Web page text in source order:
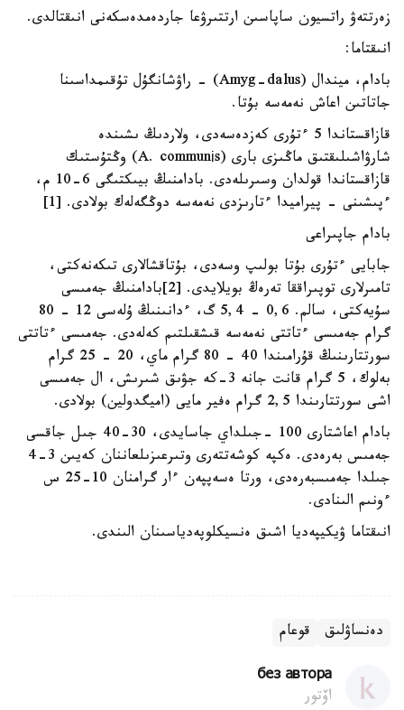
زەرتتەۋ راتسيون ساپاسىن ارتتىرۋعا جاردەمدەسكەنى انىقتالدى.
انىقتاما:
بادام، ميندال (Amyg-dalus) - راۋشانگۇل تۇقىمداسىنا
جاتاتىن اعاش نەمەسە بۇتا.
قازاقستاندا 5 ءتۇرى كەزدەسەدى، ولاردىڭ ىشىندە
شارۋاشىلىقتىق ماڭىزى بارى (A. communіs) وڭتۇستىك
قازاقستاندا قولدان وسىرىلەدى. بادامنىڭ بيىكتىگى 6-10 م،
ءپىشىنى - پيراميدا ءتارىزدى نەمەسە دوڭگەلەك بولادى. [1]
بادام جاپىراعى
جابايى ءتۇرى بۇتا بولىپ وسەدى، بۇتاقشالارى تىكەنەكتى،
تامىرلارى توپىراققا تەرەڭ بويلايدى. [2]بادامنىڭ جەمىسى
سۇيەكتى، سالم. 0,6 - 5,4 گ، ءدانىنىڭ ۇلەسى 12 - 80
گرام جەمىسى ءتاتتى نەمەسە قىشقىلتىم كەلەدى. جەمىسى ءتاتتى
سورتتارىنىڭ قۇرامىندا 40 - 80 گرام ماي، 20 - 25 گرام
بەلوك، 5 گرام قانت جانە 3-كە جۋىق شىرىش، ال جەمىسى
اشى سورتتارىندا 2,5 گرام ەفير مايى (اميگدولين) بولادى.
بادام اعاشتارى 100 -جىلداي جاسايدى، 30-40 جىل جاقسى
جەمىس بەرەدى. ەكپە كوشەتتەرى وتىرعىزىلعاننان كەيىن 3-4
جىلدا جەمىسبەرەدى، ورتا ەسەپپەن ءار گرامنان 10-25 س
ءونىم الىنادى.
انىقتاما ۋيكيپەديا اشىق ەنسيكلوپەدياسىنان الىندى.
دەنساۋلىق قوعام
без автора
اۆتور